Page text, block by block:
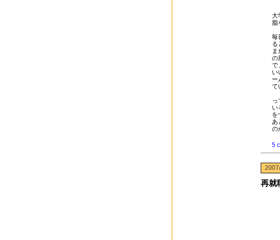
大
脂
毎
る
の
で
い
ー
て
っ
い
を
あ
の
5
再就